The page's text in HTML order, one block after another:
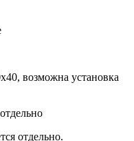
возможна установка
отдельно.